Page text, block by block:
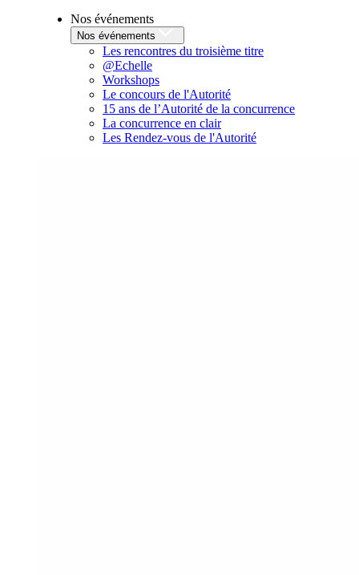
Nos événements
Nos événements
Les rencontres du troisième titre
@Echelle
Workshops
Le concours de l'Autorité
15 ans de l’Autorité de la concurrence
La concurrence en clair
Les Rendez-vous de l'Autorité